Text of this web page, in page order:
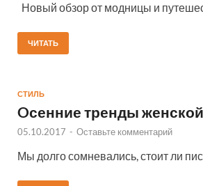
Новый обзор от модницы и
ЧИТАТЬ
СТИЛЬ
Oсенние тренды
05.10.2017 - Оставьте комментарий
Мы долго сомневались, стоит ли